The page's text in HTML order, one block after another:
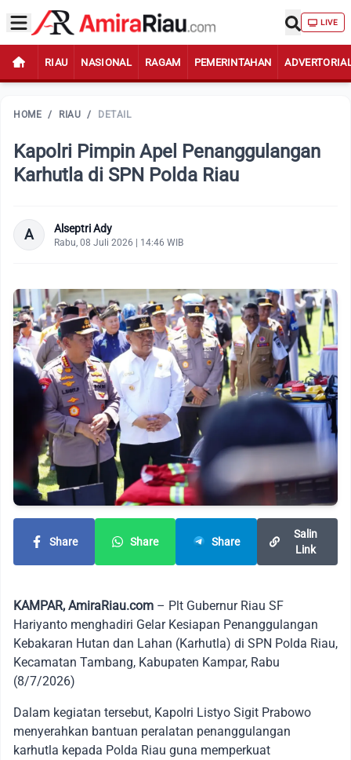
LIVE
RIAU NASIONAL RAGAM PEMERINTAHAN
HOME / RIAU / DETAIL
Kapolri Pimpin Apel Penanggulangan
Karhutla di SPN Polda Riau
A Alseptri Ady
Rabu, 08 Juli 2026 | 14:46 WIB
Share Share Share
Salin
Link
KAMPAR, AmiraRiau.com – Plt Gubernur Riau SF
Hariyanto menghadiri Gelar Kesiapan Penanggulangan
Kebakaran Hutan dan Lahan (Karhutla) di SPN Polda Riau,
Kecamatan Tambang, Kabupaten Kampar, Rabu
(8/7/2026)
Dalam kegiatan tersebut, Kapolri Listyo Sigit Prabowo
menyerahkan bantuan peralatan penanggulangan
karhutla kepada Polda Riau guna memperkuat